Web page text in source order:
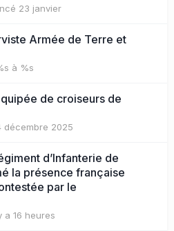
23 janvier
Armée de Terre et
à %s
de croiseurs de
décembre 2025
d’Infanterie de
la présence française
par le
a 16 heures